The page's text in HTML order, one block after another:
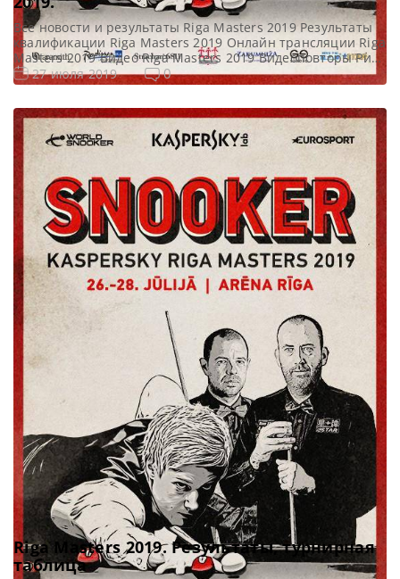
Все новости и результаты Riga Masters 2019 Результаты
квалификации Riga Masters 2019 Онлайн трансляции Riga
Masters 2019 Видео Riga Masters 2019 Видеоповторы Рига
Мастерс 2019. 1/16 финала в записи. Видео матчей:
Видео матча Марк Кинг — Чжоу Юэлун
Бен Уолластон https://youtu.be/-0CFduR2s3g Видео матча
Марк Селби — Грэм Дотт https://youtu.be/HqNMXufF2Fs
[…]
27 июля 2019 0
Riga Masters 2019. Результаты, турнирная
таблица